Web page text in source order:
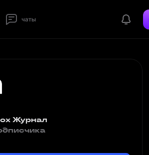
чаты
Журнал